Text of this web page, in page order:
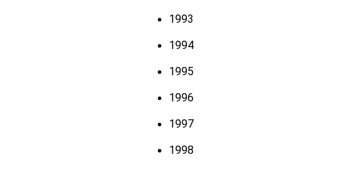
1993
1994
1995
1996
1997
1998